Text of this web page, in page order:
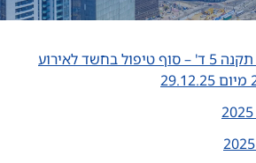
דיווח לציבור על פי תקנה 5 ד' – סוף טיפול בחשד לאירוע